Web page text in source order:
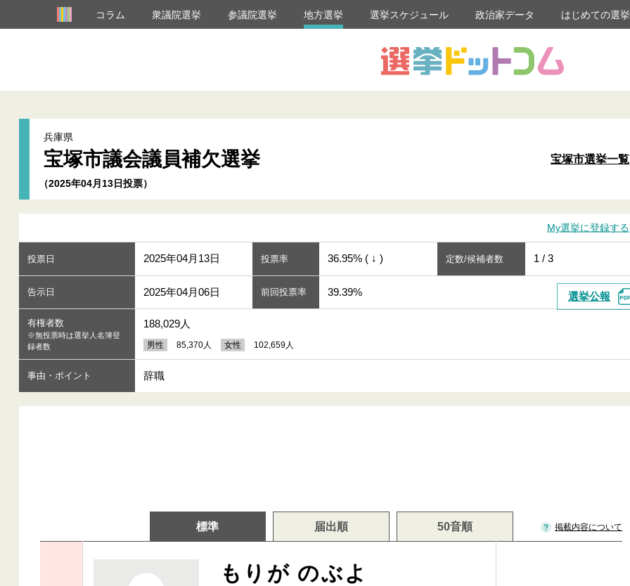
コラム 衆議院選挙 参議院選挙 地方選挙 選挙スケジュール 政治家データ はじめての選挙
兵庫県
宝塚市議会議員補欠選挙
（2025年04月13日投票）
宝塚市選挙一覧
My選挙に登録する
投票日 2025年04月13日 投票率 36.95% ( ↓ ) 定数/候補者数 1 / 3
告示日 2025年04月06日 前回投票率 39.39% 選挙公報
有権者数
※無投票時は選挙人名簿登
録者数
188,029人
男性 85,370人 女性 102,659人
事由・ポイント 辞職
標準 届出順 50音順 掲載内容について
もりが のぶよ